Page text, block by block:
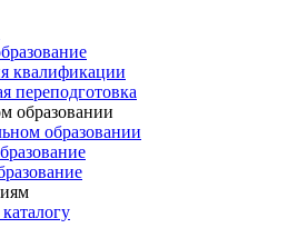
квалификации
переподготовка
образовании
образовании